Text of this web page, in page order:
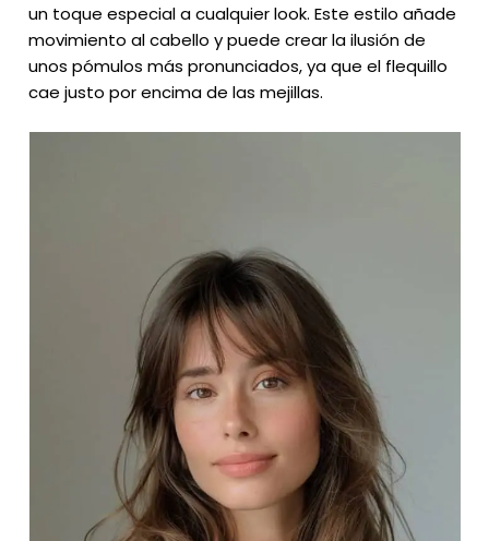
un toque especial a cualquier look. Este estilo añade
movimiento al cabello y puede crear la ilusión de
unos pómulos más pronunciados, ya que el flequillo
cae justo por encima de las mejillas.